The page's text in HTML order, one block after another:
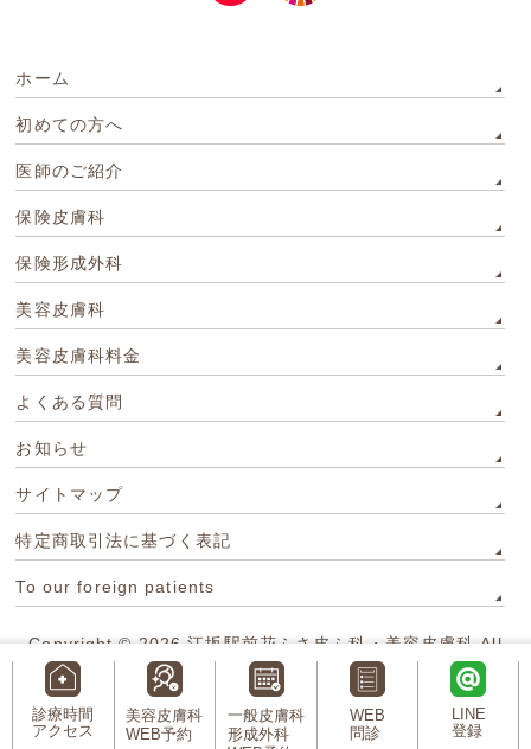
ホーム
初めての方へ
医師のご紹介
保険皮膚科
保険形成外科
美容皮膚科
美容皮膚科料金
よくある質問
お知らせ
サイトマップ
特定商取引法に基づく表記
To our foreign patients
Copyright © 2026江坂駅前花ふさ皮ふ科・美容皮膚科
All
Rights Reserved.
診療時間
アクセス
美容皮膚科
WEB予約
一般皮膚科
形成外科
WEB
問診
LINE
登録